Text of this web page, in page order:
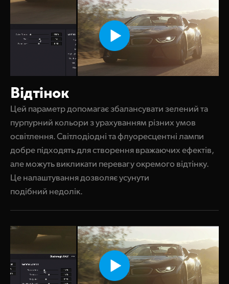
Відтінок
Цей параметр допомагає збалансувати зелений та
пурпурний кольори з урахуванням різних умов
освітлення. Світлодіодні та флуоресцентні лампи
добре підходять для створення вражаючих ефектів,
але можуть викликати перевагу окремого відтінку.
Це налаштування дозволяє усунути
подібний недолік.